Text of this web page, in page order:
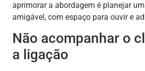
aprimorar a abordagem é planejar
amigável, com espaço para ouvir e
Não acompanhar o
a ligação